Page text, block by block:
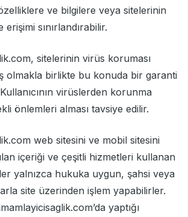
ve bilgilere veya sitelerinin
sınırlandırabilir.
sitelerinin virüs koruması
olmakla birlikte bu konuda bir garanti
virüslerden korunma
önlemleri alması tavsiye edilir.
web sitesini ve mobil sitesini
içeriği ve çeşitli hizmetleri kullanan
yalnızca hukuka uygun, şahsi veya
site üzerinden işlem yapabilirler.
yaptığı